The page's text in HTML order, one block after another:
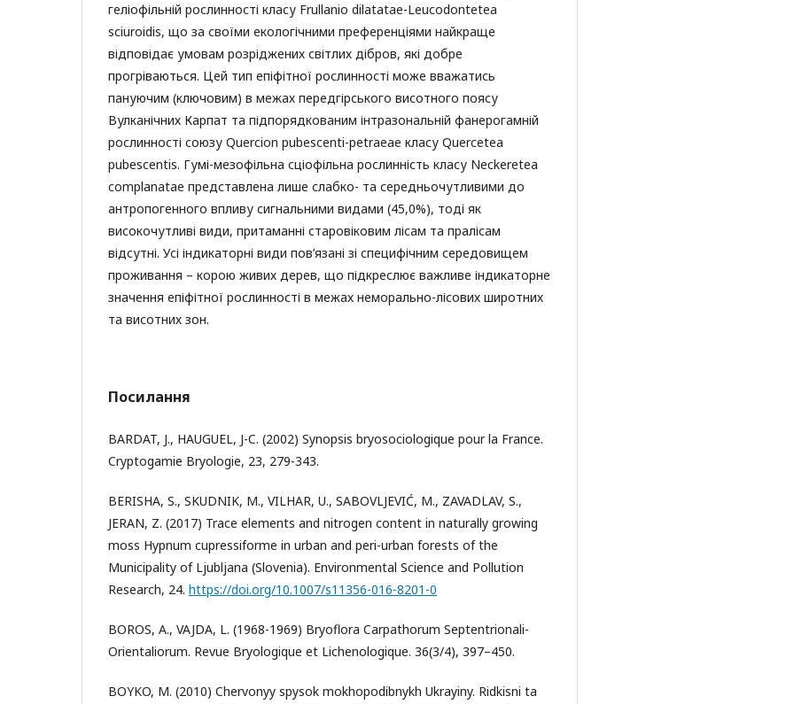
геліофільній рослинності класу Frullanio dilatatae-Leucodontetea
sciuroidis, що за своїми екологічними преференціями найкраще
відповідає умовам розріджених світлих дібров, які добре
прогріваються. Цей тип епіфітної рослинності може вважатись
пануючим (ключовим) в межах передгірського висотного поясу
Вулканічних Карпат та підпорядкованим інтразональній фанерогамній
рослинності союзу Quercion pubescenti-petraeae класу Quercetea
pubescentis. Гумі-мезофільна сціофільна рослинність класу Neckeretea
complanatae представлена лише слабко- та середньочутливими до
антропогенного впливу сигнальними видами (45,0%), тоді як
високочутливі види, притаманні старовіковим лісам та пралісам
відсутні. Усі індикаторні види пов’язані зі специфічним середовищем
проживання – корою живих дерев, що підкреслює важливе індикаторне
значення епіфітної рослинності в межах неморально-лісових широтних
та висотних зон.
Посилання
BARDAT, J., HAUGUEL, J-C. (2002) Synopsis bryosociologique pour la France.
Cryptogamie Bryologie, 23, 279-343.
BERISHA, S., SKUDNIK, M., VILHAR, U., SABOVLJEVIĆ, M., ZAVADLAV, S.,
JERAN, Z. (2017) Trace elements and nitrogen content in naturally growing
moss Hypnum cupressiforme in urban and peri-urban forests of the
Municipality of Ljubljana (Slovenia). Environmental Science and Pollution
Research, 24. https://doi.org/10.1007/s11356-016-8201-0
BOROS, A., VAJDA, L. (1968-1969) Bryoflora Carpathorum Septentrionali-
Orientaliorum. Revue Bryologique et Lichenologique. 36(3/4), 397–450.
BOYKO, M. (2010) Chervonyy spysok mokhopodibnykh Ukrayiny. Ridkisni ta